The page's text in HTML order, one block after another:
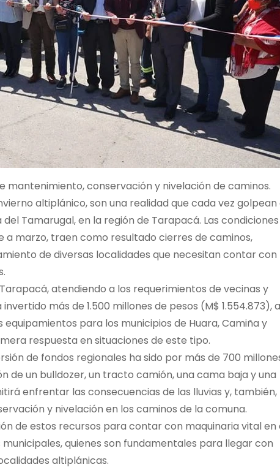
mantenimiento, conservación y nivelación de caminos.
altiplánico, son una realidad que cada vez golpean
Tamarugal, en la región de Tarapacá. Las condiciones
a marzo, traen como resultado cierres de caminos,
de diversas localidades que necesitan contar con
atendiendo a los requerimientos de vecinas y
más de 1.500 millones de pesos (M$ 1.554.873), a
para los municipios de Huara, Camiña y
respuesta en situaciones de este tipo.
de fondos regionales ha sido por más de 700
de un bulldozer, un tracto camión, una cama baja y una
enfrentar las consecuencias de las lluvias y, también,
y nivelación en los caminos de la comuna.
de estos recursos para contar con maquinaria vital en
quienes son fundamentales para llegar con
altiplánicas.